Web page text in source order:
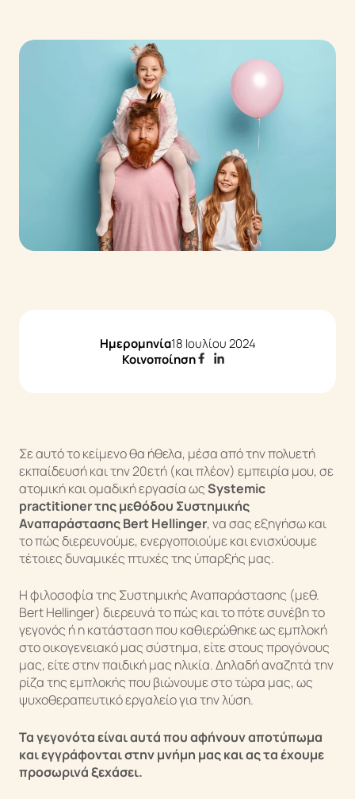
Ενεργειακές Θεραπείες
EMF Balancing Technique
Reconnective Healing
The Personal Reconnection
Μέθοδοι
Τι είναι η Συστημική Αναπαράσταση
Q&A
Ημερομηνία18 Ιουλίου 2024
Κοινοποίηση
Σε αυτό το κείμενο θα ήθελα, μέσα από την πολυετή
εκπαίδευσή και την 20ετή (και πλέον) εμπειρία μου, σε
ατομική και ομαδική εργασία ωςSystemic
practitioner της μεθόδου Συστημικής
Αναπαράστασης Bert Hellinger, να σας εξηγήσω και
το πώς διερευνούμε, ενεργοποιούμε και ενισχύουμε
τέτοιες δυναμικές πτυχές της ύπαρξής μας.
Η φιλοσοφία της Συστημικής Αναπαράστασης (μεθ.
Bert Hellinger) διερευνά το πώς και το πότε συνέβη το
γεγονός ή η κατάσταση που καθιερώθηκε ως εμπλοκή
στο οικογενειακό μας σύστημα, είτε στους προγόνους
μας, είτε στην παιδική μας ηλικία. Δηλαδή αναζητά την
ρίζα της εμπλοκής που βιώνουμε στο τώρα μας, ως
ψυχοθεραπευτικό εργαλείο για την λύση.
Τα γεγονότα είναι αυτά που αφήνουν αποτύπωμα
και εγγράφονται στην μνήμη μας και ας τα έχουμε
προσωρινά ξεχάσει.